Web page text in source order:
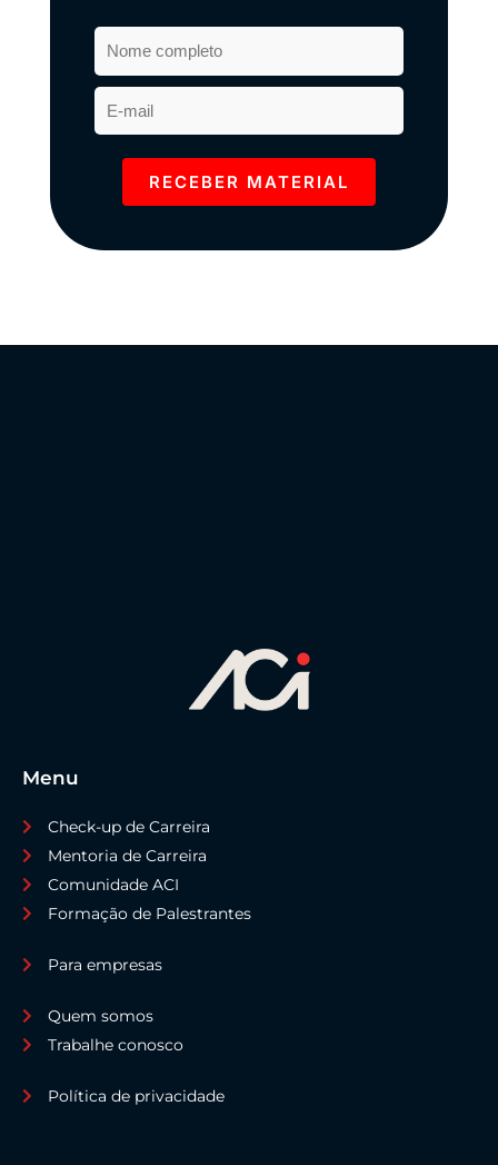
RECEBER MATERIAL
Menu
Check-up de Carreira
Mentoria de Carreira
Comunidade ACI
Formação de Palestrantes
Para empresas
Quem somos
Trabalhe conosco
Política de privacidade